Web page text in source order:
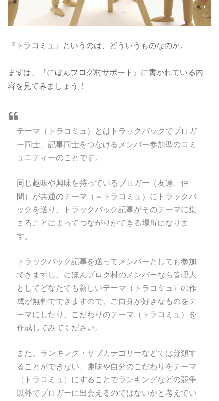
『トラコミュ』というのは、どういうものなのか。
まずは、『にほんブログ村サポート』に書かれている内
容を見てみましょう！
テーマ（トラコミュ）とはトラックバックでブロガ
ー同士、記事同士をつなげるメンバー参加型のコミ
ュニティーのことです。
同じ趣味や興味を持っているブロガー（友達、仲
間）が共通のテーマ（＝トラコミュ）にトラックバ
ックを送り、トラックバック記事がそのテーマに集
まることによってつながりができる場所になりま
す。
トラックバック記事を送ってメンバーとしても参加
できますし、にほんブログ村のメンバーなら管理人
としてどなたでも新しいテーマ（トラコミュ）の作
成が無料でできますので、ご自身が好きなものをテ
ーマにしたり、こだわりのテーマ（トラコミュ）を
作成してみてください。
また、ランキング・サブカテゴリーなどでは分類す
ることができない、趣味や自分のこだわりをテーマ
（トラコミュ）にすることでランキングなどの競争
以外でブロガーに出会えるのではないかと考えてい